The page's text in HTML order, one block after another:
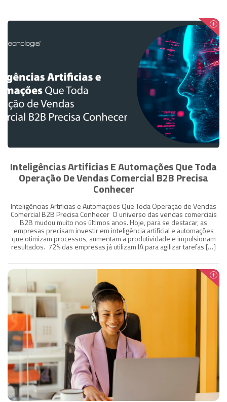
Inteligências Artificias E Automações Que Toda
Operação De Vendas Comercial B2B Precisa
Conhecer
Inteligências Artificias e Automações Que Toda Operação de Vendas
Comercial B2B Precisa Conhecer O universo das vendas comerciais
B2B mudou muito nos últimos anos. Hoje, para se destacar, as
empresas precisam investir em inteligência artificial e automações
que otimizam processos, aumentam a produtividade e impulsionam
resultados. 72% das empresas já utilizam IA para agilizar tarefas […]